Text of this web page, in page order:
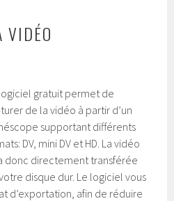
VIDÉO
gratuit permet de
de la vidéo à partir d’un
supportant différents
DV, mini DV et HD. La vidéo
donc directement transférée
disque dur. Le logiciel vous
d’exportation, afin de réduire